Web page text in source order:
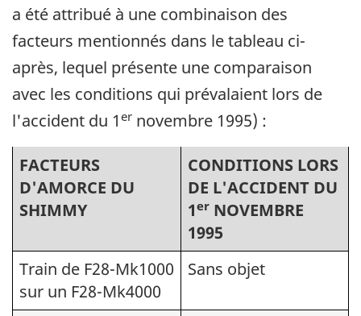
a été attribué à une combinaison des
facteurs mentionnés dans le tableau ci-
après, lequel présente une comparaison
avec les conditions qui prévalaient lors de
l'accident du 1 er novembre 1995) :
FACTEURS
D'AMORCE DU
SHIMMY
CONDITIONS LORS
DE L'ACCIDENT DU
1er NOVEMBRE
1995
Train de F28-Mk1000
sur un F28-Mk4000
Sans objet